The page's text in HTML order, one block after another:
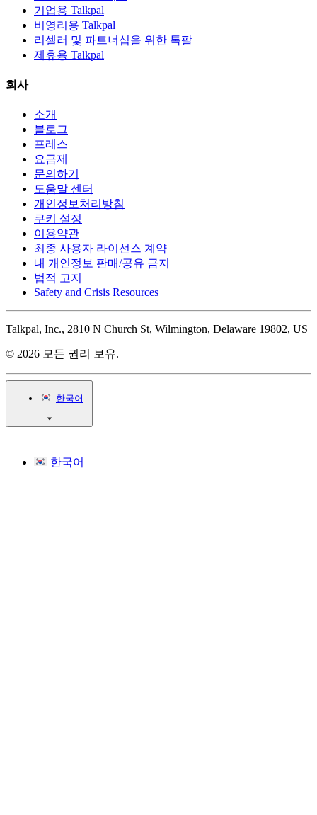
기업용 Talkpal
비영리용 Talkpal
리셀러 및 파트너십을 위한 톡팔
제휴용 Talkpal
회사
소개
블로그
프레스
요금제
문의하기
도움말 센터
개인정보처리방침
쿠키 설정
이용약관
최종 사용자 라이선스 계약
내 개인정보 판매/공유 금지
법적 고지
Safety and Crisis Resources
Talkpal, Inc., 2810 N Church St, Wilmington, Delaware 19802, US
© 2026 모든 권리 보유.
한국어
한국어